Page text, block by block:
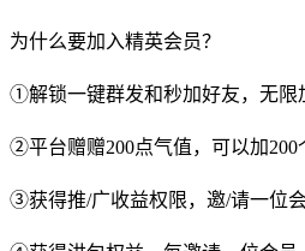
为什么要加入精英会员？
①解锁一键群发和秒加好友，无限
②平台赠赠200点气值，可以加200
③获得推/广收益权限，邀/请一位